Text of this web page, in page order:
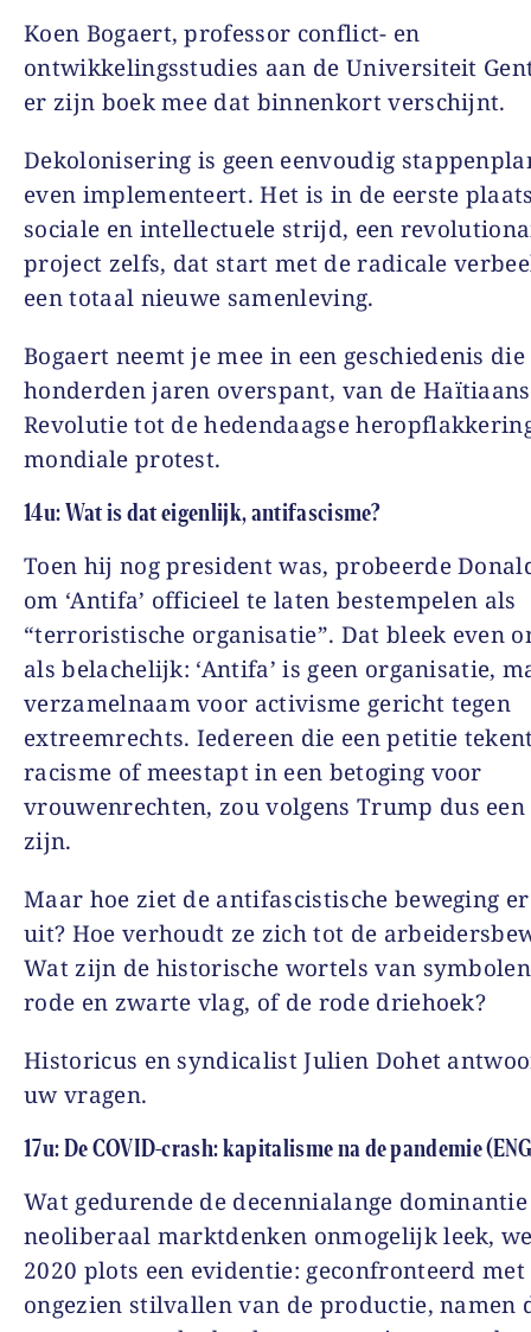
Koen Bogaert, professor conflict- en
ontwikkelingsstudies aan de Universiteit
er zijn boek mee dat binnenkort verschijnt.
Dekolonisering is geen eenvoudig
even implementeert. Het is in de eerste
sociale en intellectuele strijd, een
project zelfs, dat start met de radicale
een totaal nieuwe samenleving.
Bogaert neemt je mee in een geschiedenis die
honderden jaren overspant, van de
Revolutie tot de hedendaagse
mondiale protest.
14u: Wat is dat eigenlijk, antifascisme?
Toen hij nog president was, probeerde
om ‘Antifa’ officieel te laten bestempelen als
“terroristische organisatie”. Dat bleek even
als belachelijk: ‘Antifa’ is geen organisatie,
verzamelnaam voor activisme gericht tegen
extreemrechts. Iedereen die een petitie
racisme of meestapt in een betoging voor
vrouwenrechten, zou volgens Trump dus
zijn.
Maar hoe ziet de antifascistische beweging
uit? Hoe verhoudt ze zich tot de
Wat zijn de historische wortels van
rode en zwarte vlag, of de rode driehoek?
Historicus en syndicalist Julien Dohet
uw vragen.
17u: De COVID-crash: kapitalisme na de pandemie
Wat gedurende de decennialange
neoliberaal marktdenken onmogelijk leek,
2020 plots een evidentie: geconfronteerd met
ongezien stilvallen van de productie, namen